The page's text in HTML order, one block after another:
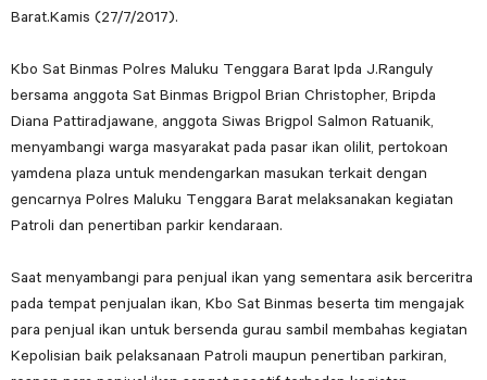
Barat.Kamis (27/7/2017).
Kbo Sat Binmas Polres Maluku Tenggara Barat Ipda J.Ranguly
bersama anggota Sat Binmas Brigpol Brian Christopher, Bripda
Diana Pattiradjawane, anggota Siwas Brigpol Salmon Ratuanik,
menyambangi warga masyarakat pada pasar ikan olilit, pertokoan
yamdena plaza untuk mendengarkan masukan terkait dengan
gencarnya Polres Maluku Tenggara Barat melaksanakan kegiatan
Patroli dan penertiban parkir kendaraan.
Saat menyambangi para penjual ikan yang sementara asik berceritra
pada tempat penjualan ikan, Kbo Sat Binmas beserta tim mengajak
para penjual ikan untuk bersenda gurau sambil membahas kegiatan
Kepolisian baik pelaksanaan Patroli maupun penertiban parkiran,